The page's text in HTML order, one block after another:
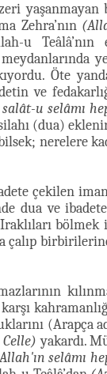
yaşanmayan
Zehra’nın
u Teâlâ’nın
Öte
ve
u selâmı
(dua)
nerelere
çekilen
dua ve
çalıp
(Arapça
Celle) yakardı.
selâmı